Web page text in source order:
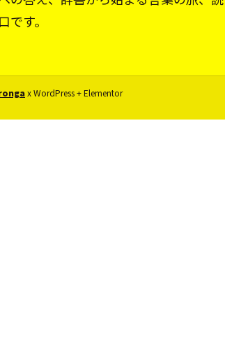
す。
x WordPress + Elementor